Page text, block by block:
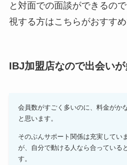
と対面での面談ができるの
視する方はこちらがおすすめ
IBJ加盟店なので出会い
会員数がすごく多いのに、料金がか
と思います。
そのぶんサポート関係は充実してい
が、自分で動ける人なら合っている
す。